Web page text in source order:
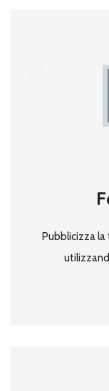
Pubblicizza